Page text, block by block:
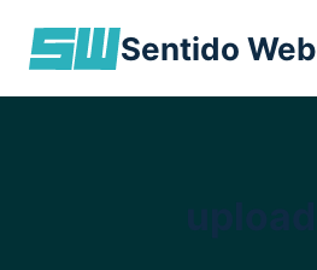
Sentido Web